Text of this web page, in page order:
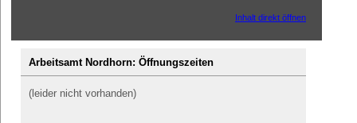
Inhalt direkt öffnen
Arbeitsamt Nordhorn: Öffnungszeiten
(leider nicht vorhanden)